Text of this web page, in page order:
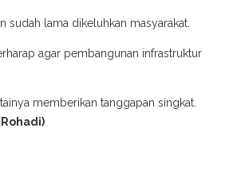
lama dikeluhkan masyarakat.
agar pembangunan infrastruktur
memberikan tanggapan singkat.